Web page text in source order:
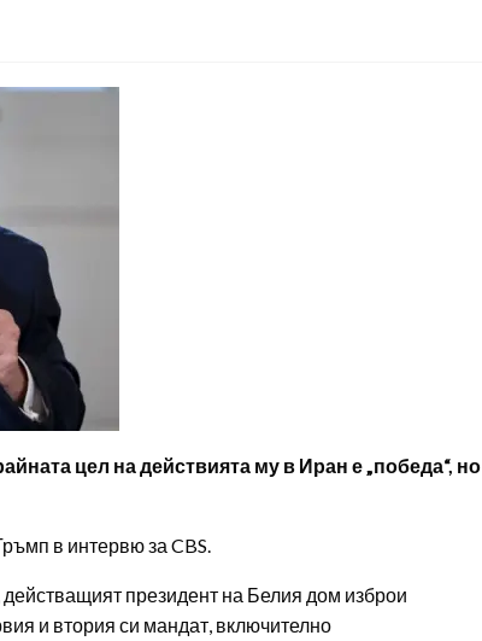
цел на действията му в Иран е „победа“, но
в интервю за CBS.
действащият президент на Белия дом изброи
и втория си мандат, включително